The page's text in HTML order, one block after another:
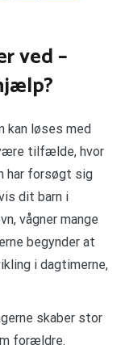
ved –
kan løses med
tilfælde, hvor
har forsøgt sig
dit barn i
vågner mange
begynder at
i dagtimerne,
skaber stor
forældre.